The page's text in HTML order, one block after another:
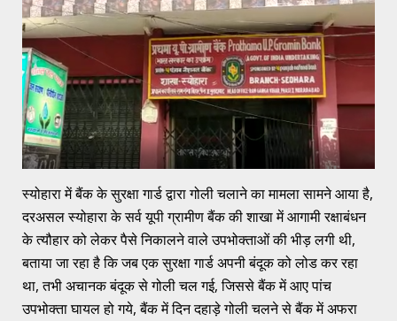
स्योहारा में बैंक के सुरक्षा गार्ड द्वारा गोली चलाने का मामला सामने आया है,
दरअसल स्योहारा के सर्व यूपी ग्रामीण बैंक की शाखा में आगामी रक्षाबंधन
के त्यौहार को लेकर पैसे निकालने वाले उपभोक्ताओं की भीड़ लगी थी,
बताया जा रहा है कि जब एक सुरक्षा गार्ड अपनी बंदूक को लोड कर रहा
था, तभी अचानक बंदूक से गोली चल गई, जिससे बैंक में आए पांच
उपभोक्ता घायल हो गये, बैंक में दिन दहाड़े गोली चलने से बैंक में अफरा